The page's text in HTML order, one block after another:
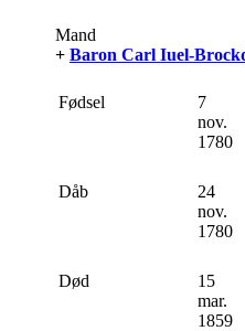
Mand
+ Baron Carl Iuel-
Fødsel
7
nov.
1780
Dåb
24
nov.
1780
Død
15
mar.
1859